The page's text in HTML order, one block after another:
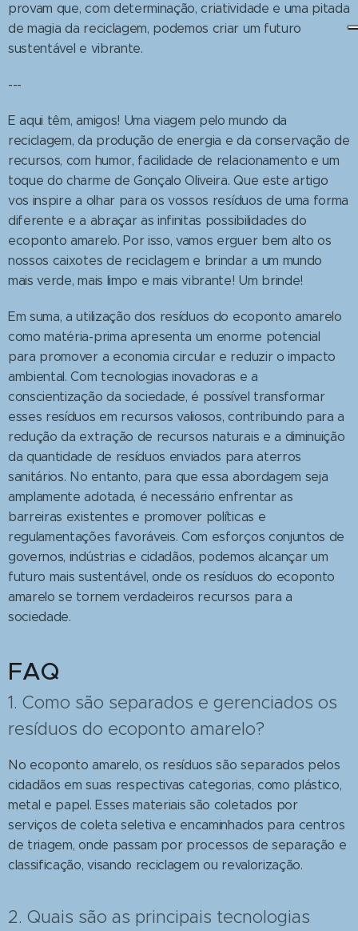
provam que, com determinação, criatividade e uma pitada
de magia da reciclagem, podemos criar um futuro
sustentável e vibrante.
---
E aqui têm, amigos! Uma viagem pelo mundo da
reciclagem, da produção de energia e da conservação de
recursos, com humor, facilidade de relacionamento e um
toque do charme de Gonçalo Oliveira. Que este artigo
vos inspire a olhar para os vossos resíduos de uma forma
diferente e a abraçar as infinitas possibilidades do
ecoponto amarelo. Por isso, vamos erguer bem alto os
nossos caixotes de reciclagem e brindar a um mundo
mais verde, mais limpo e mais vibrante! Um brinde!
Em suma, a utilização dos resíduos do ecoponto amarelo
como matéria-prima apresenta um enorme potencial
para promover a economia circular e reduzir o impacto
ambiental. Com tecnologias inovadoras e a
conscientização da sociedade, é possível transformar
esses resíduos em recursos valiosos, contribuindo para a
redução da extração de recursos naturais e a diminuição
da quantidade de resíduos enviados para aterros
sanitários. No entanto, para que essa abordagem seja
amplamente adotada, é necessário enfrentar as
barreiras existentes e promover políticas e
regulamentações favoráveis. Com esforços conjuntos de
governos, indústrias e cidadãos, podemos alcançar um
futuro mais sustentável, onde os resíduos do ecoponto
amarelo se tornem verdadeiros recursos para a
sociedade.
FAQ
1. Como são separados e gerenciados os
resíduos do ecoponto amarelo?
No ecoponto amarelo, os resíduos são separados pelos
cidadãos em suas respectivas categorias, como plástico,
metal e papel. Esses materiais são coletados por
serviços de coleta seletiva e encaminhados para centros
de triagem, onde passam por processos de separação e
classificação, visando reciclagem ou revalorização.
2. Quais são as principais tecnologias